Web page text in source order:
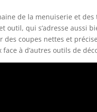
de la menuiserie et
outil, qui s’adresse aussi
des coupes nettes et
face à d’autres outils de